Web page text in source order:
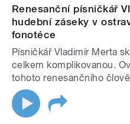
Renesanční písničkář
hudební záseky v
fonotéce
Písničkář Vladimír Merta
celkem komplikovanou.
tohoto renesančního